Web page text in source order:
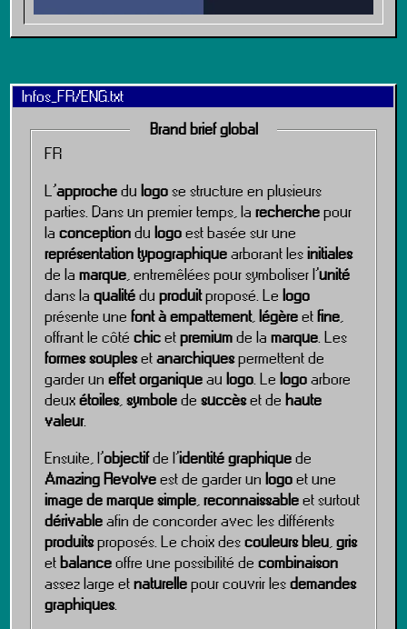
Infos_FR/ENG.txt
Brand brief global
FR
L’approchedulogose structure en plusieurs
parties. Dans un premier temps, larecherchepour
laconceptiondulogoest basée sur une
représentation typographiquearborant lesinitiales
de lamarque, entremêlées pour symboliser l’unité
dans laqualitéduproduitproposé. Lelogo
présente unefont à empattement,légèreetfine,
offrant le côtéchicetpremiumde lamarque. Les
formes souplesetanarchiquespermettent de
garder uneffet organiqueaulogo. Lelogoarbore
deuxétoiles,symboledesuccèset dehaute
valeur.
Ensuite, l’objectifde l’identité graphiquede
Amazing Revolveest de garder unlogoet une
image de marquesimple,reconnaissableet surtout
dérivableafin de concorder avec les différents
produitsproposés. Le choix descouleursbleu,gris
etbalanceoffre une possibilité decombinaison
assez large etnaturellepour couvrir lesdemandes
graphiques.